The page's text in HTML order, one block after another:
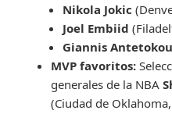
Nikola Jokic
Joel Embiid
Giannis
MVP favoritos:
generales de la NBA
(Ciudad de